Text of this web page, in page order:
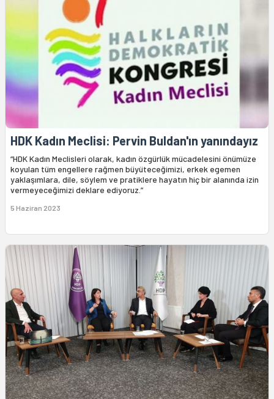
HDK Kadın Meclisi: Pervin Buldan'ın yanındayız
“HDK Kadın Meclisleri olarak, kadın özgürlük mücadelesini önümüze
koyulan tüm engellere rağmen büyüteceğimizi, erkek egemen
yaklaşımlara, dile, söylem ve pratiklere hayatın hiç bir alanında izin
vermeyeceğimizi deklare ediyoruz.”
5 Haziran 2023